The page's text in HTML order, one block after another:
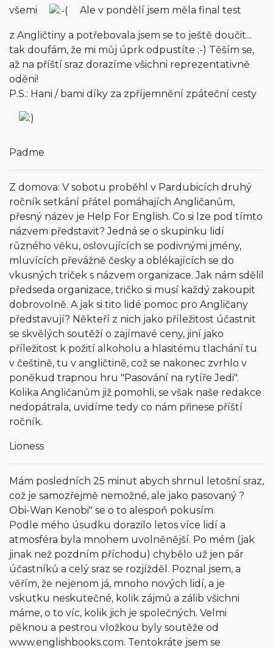
všemi Ale v pondělí jsem měla final test
z Angličtiny a potřebovala jsem se to ještě doučit...
tak doufám, že mi můj úprk odpustíte ;-) Těším se,
až na příští sraz dorazíme všichni reprezentativně
oděni!
P.S.: Hani / bami díky za zpříjemnění zpáteční cesty
Padme
Z domova: V sobotu proběhl v Pardubicích druhý
ročník setkání přátel pomáhajích Angličanům,
přesný název je Help For English. Co si lze pod tímto
názvem představit? Jedná se o skupinku lidí
různého věku, oslovujících se podivnými jmény,
mluvících převážně česky a oblékajících se do
vkusných triček s názvem organizace. Jak nám sdělil
předseda organizace, tričko si musí každý zakoupit
dobrovolně. A jak si tito lidé pomoc pro Angličany
představují? Někteří z nich jako příležitost účastnit
se skvělých soutěží o zajímavé ceny, jiní jako
příležitost k požití alkoholu a hlasitému tlachání tu
v češtině, tu v angličtině, což se nakonec zvrhlo v
poněkud trapnou hru "Pasování na rytíře Jedi".
Kolika Angličanům již pomohli, se však naše redakce
nedopátrala, uvidíme tedy co nám přinese příští
ročník.
Lioness
Mám posledních 25 minut abych shrnul letošní sraz,
což je samozřejmě nemožné, ale jako pasovaný ?
Obi-Wan Kenobi" se o to alespoň pokusím.
Podle mého úsudku dorazilo letos více lidí a
atmosféra byla mnohem uvolněnější. Po mém (jak
jinak než pozdním příchodu) chybělo už jen pár
účastníků a celý sraz se rozjížděl. Poznal jsem, a
věřím, že nejenom já, mnoho nových lidí, a je
vskutku neskutečné, kolik zájmů a zálib všichni
máme, o to víc, kolik jich je společných. Velmi
pěknou a pestrou vložkou byly soutěže od
www.englishbooks.com. Tentokráte jsem se